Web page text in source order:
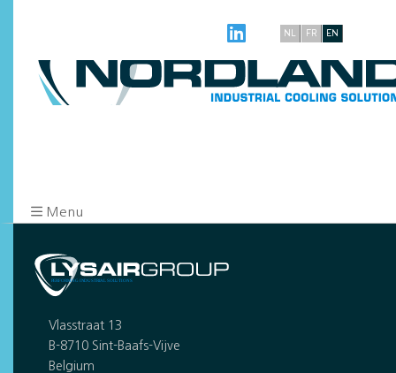
NL FR EN
Menu
Vlasstraat 13
B-8710 Sint-Baafs-Vijve
Belgium